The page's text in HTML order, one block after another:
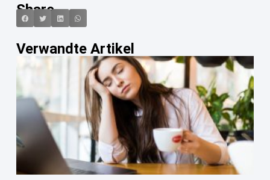
Share
Verwandte Artikel